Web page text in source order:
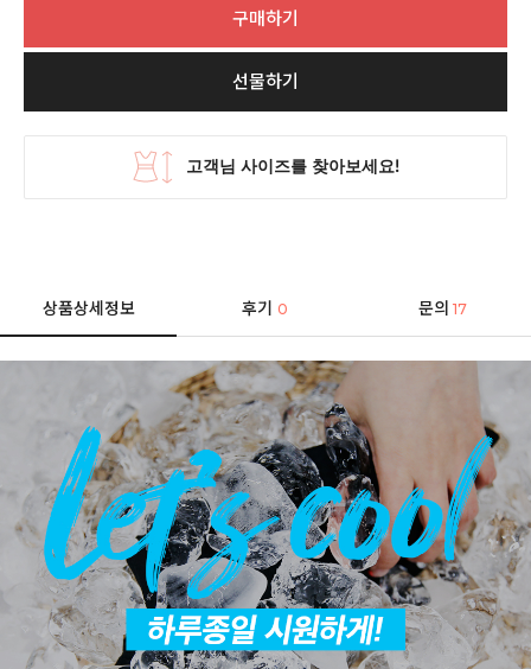
구매하기
선물하기
상품상세정보 후기0 문의 17